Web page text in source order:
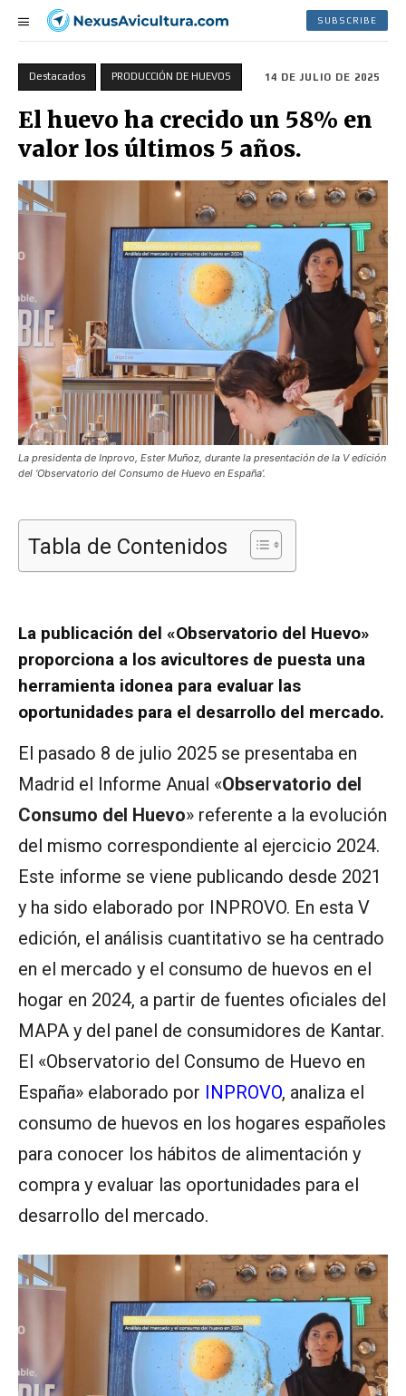
SUBSCRIBE
Destacados PRODUCCIÓN DE HUEVOS 14 DE JULIO DE 2025
El huevo ha crecido un 58% en
valor los últimos 5 años.
La presidenta de Inprovo, Ester Muñoz, durante la presentación de la V edición
del ‘Observatorio del Consumo de Huevo en España’.
Tabla de Contenidos
La publicación del «Observatorio del Huevo»
proporciona a los avicultores de puesta una
herramienta idonea para evaluar las
oportunidades para el desarrollo del mercado.
El pasado 8 de julio 2025 se presentaba en
Madrid el Informe Anual «Observatorio del
Consumo del Huevo» referente a la evolución
del mismo correspondiente al ejercicio 2024.
Este informe se viene publicando desde 2021
y ha sido elaborado por INPROVO. En esta V
edición, el análisis cuantitativo se ha centrado
en el mercado y el consumo de huevos en el
hogar en 2024, a partir de fuentes oficiales del
MAPA y del panel de consumidores de Kantar.
El «Observatorio del Consumo de Huevo en
España» elaborado por INPROVO, analiza el
consumo de huevos en los hogares españoles
para conocer los hábitos de alimentación y
compra y evaluar las oportunidades para el
desarrollo del mercado.